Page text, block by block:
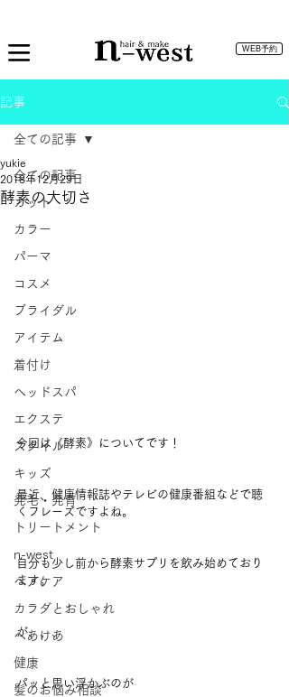
WEB予約
記事
全ての記事
カット
カラー
パーマ
コスメ
ブライダル
アイテム
着付け
ヘッドスパ
エクステ
スタイル
キッズ
発毛・発育
トリートメント
n-west
ヘアケア
カラダとおしゃれ
へあけあ
健康
髪のお悩み相談
全ての記事
酵素の大切さ
yukie
2018年12月29日
今回は《酵素》についてです！
最近、健康情報誌やテレビの健康番組などで聴
くフレーズですよね。
自分も少し前から酵素サプリを飲み始めており
ます。
が、、、
パッと思い浮かぶのが